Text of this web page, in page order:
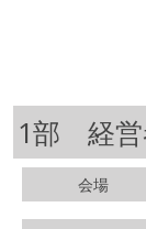
1部 経営
会場